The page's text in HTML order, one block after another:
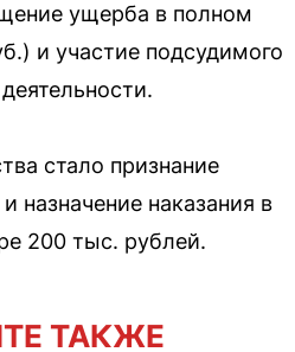
ущерба в полном
и участие подсудимого
стало признание
назначение наказания в
200 тыс. рублей.
ТАКЖЕ